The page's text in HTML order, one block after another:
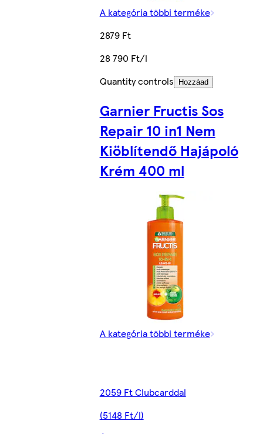
A kategória többi terméke
2879 Ft
28 790 Ft/l
Quantity controls
Hozzáad
Garnier Fructis Sos
Repair 10 in1 Nem
Kiöblítendő Hajápoló
Krém 400 ml
A kategória többi terméke
2059 Ft Clubcarddal
(5148 Ft/l)